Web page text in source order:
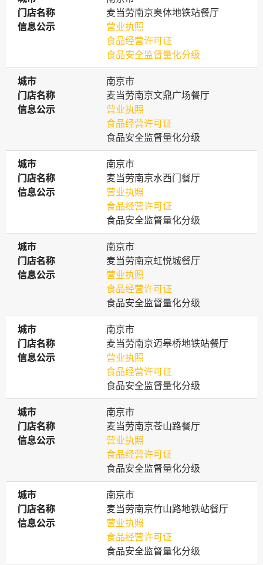
门店名称
门店名称
麦当劳南京奥体地铁站餐厅
信息公示
信息公示
营业执照
食品经营许可证
食品安全监督量化分级
城市
城市
南京市
门店名称
门店名称
麦当劳南京文鼎广场餐厅
信息公示
信息公示
营业执照
食品经营许可证
食品安全监督量化分级
城市
城市
南京市
门店名称
门店名称
麦当劳南京水西门餐厅
信息公示
信息公示
营业执照
食品经营许可证
食品安全监督量化分级
城市
城市
南京市
门店名称
门店名称
麦当劳南京虹悦城餐厅
信息公示
信息公示
营业执照
食品经营许可证
食品安全监督量化分级
城市
城市
南京市
门店名称
门店名称
麦当劳南京迈皋桥地铁站餐厅
信息公示
信息公示
营业执照
食品经营许可证
食品安全监督量化分级
城市
城市
南京市
门店名称
门店名称
麦当劳南京苍山路餐厅
信息公示
信息公示
营业执照
食品经营许可证
食品安全监督量化分级
城市
城市
南京市
门店名称
门店名称
麦当劳南京竹山路地铁站餐厅
信息公示
信息公示
营业执照
食品经营许可证
食品安全监督量化分级